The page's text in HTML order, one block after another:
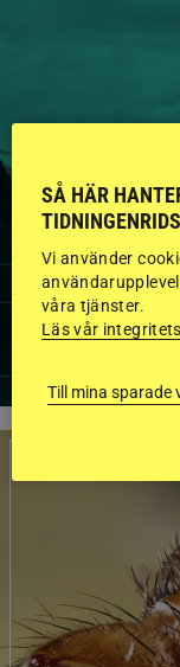
FLERA
SÅ HÄR
Vi använder
våra tjänster.
Läs vår
Till mina sparade